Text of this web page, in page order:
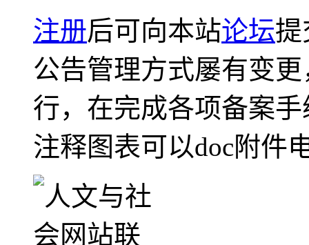
注册后可向本站论坛提
公告管理方式屡有变
行，在完成各项备案
注释图表可以doc附件